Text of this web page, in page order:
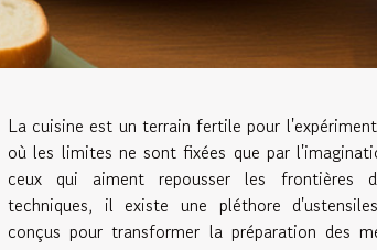
La cuisine est un terrain fertile pour
où les limites ne sont fixées que par
ceux qui aiment repousser les frontières
techniques, il existe une pléthore
conçus pour transformer la préparation des